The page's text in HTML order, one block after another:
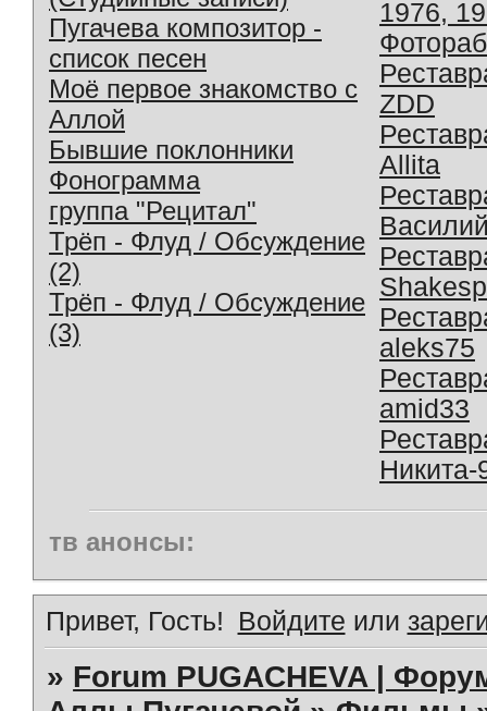
Пугачева композитор -
список песен
Моё первое знакомство с
Аллой
Бывшие поклонники
Фонограмма
группа "Рецитал"
Трёп - Флуд / Обсуждение
(2)
Трёп - Флуд / Обсуждение
(3)
1976,
ZDD
Allita
aleks75
amid33
Никита-
тв анонсы:
Привет, Гость! Войдите или
» Forum PUGACHEVA |